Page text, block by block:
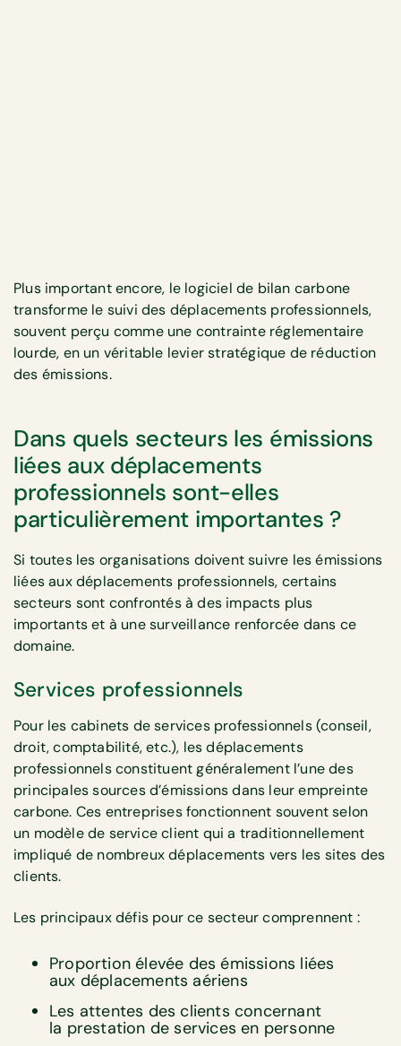
Plus important encore, le logiciel de bilan carbone
transforme le suivi des déplacements professionnels,
souvent perçu comme une contrainte réglementaire
lourde, en un véritable levier stratégique de réduction
des émissions.
Dans quels secteurs les émissions
liées aux déplacements
professionnels sont-elles
particulièrement importantes ?
Si toutes les organisations doivent suivre les émissions
liées aux déplacements professionnels, certains
secteurs sont confrontés à des impacts plus
importants et à une surveillance renforcée dans ce
domaine.
Services professionnels
Pour les cabinets de services professionnels (conseil,
droit, comptabilité, etc.), les déplacements
professionnels constituent généralement l’une des
principales sources d’émissions dans leur empreinte
carbone. Ces entreprises fonctionnent souvent selon
un modèle de service client qui a traditionnellement
impliqué de nombreux déplacements vers les sites des
clients.
Les principaux défis pour ce secteur comprennent :
Proportion élevée des émissions liées
aux déplacements aériens
Les attentes des clients concernant
la prestation de services en personne